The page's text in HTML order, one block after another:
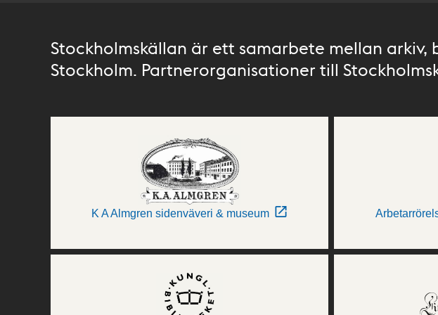
Stockholmskällan är ett samarbete mellan arkiv,
Stockholm. Partnerorganisationer till
K A Almgren sidenväveri & museum